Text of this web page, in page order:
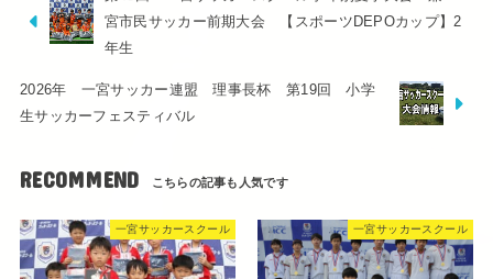
宮市民サッカー前期大会 【スポーツDEPOカップ】2
年生
2026年 一宮サッカー連盟 理事長杯 第19回 小学
生サッカーフェスティバル
RECOMMEND
一宮サッカースクール 一宮サッカースクール